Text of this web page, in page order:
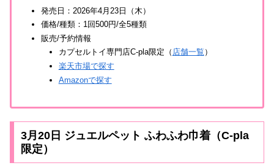
発売日：2026年4月23日（木）
価格/種類：1回500円/全5種類
販売/予約情報
カプセルトイ専門店C-pla限定（ 店舗一覧 ）
楽天市場で探す
Amazonで探す
3月20日 ジュエルペット ふわふわ巾着（C-pla
限定）